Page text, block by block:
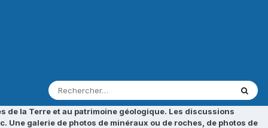
de la Terre et au patrimoine géologique. Les discussions
galerie de photos de minéraux ou de roches, de photos de